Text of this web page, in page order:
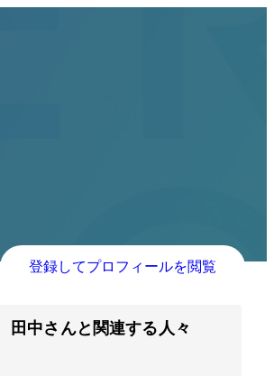
登録してプロフィールを閲覧
田中さんと関連する人々